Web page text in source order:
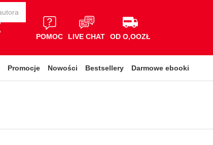
POMOC LIVE CHAT OD O,OOZŁ
Promocje Nowości Bestsellery Darmowe ebooki